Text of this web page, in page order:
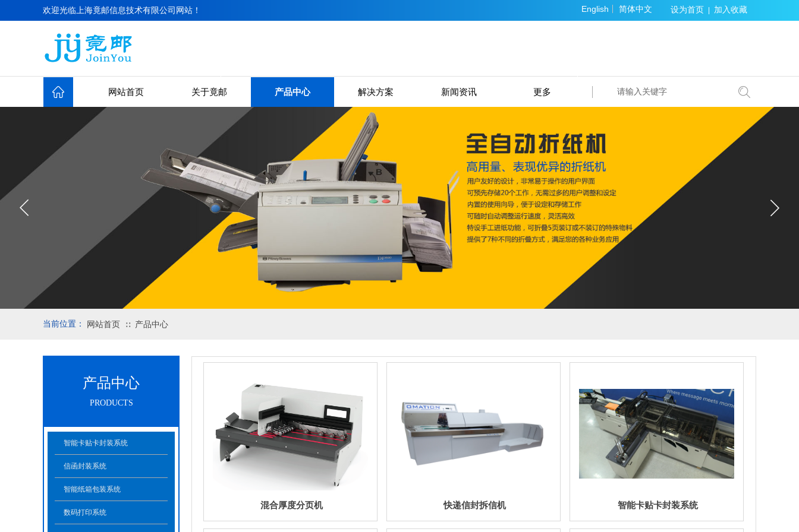
设为首页 加入收藏
English 简体中文
欢迎光临上海竟邮信息技术有限公司网站！
网站首页 关于竟邮 产品中心 解决方案 新闻资讯 更多 搜索
当前位置： 网站首页 ∷ 产品中心
产品中心
PRODUCTS
智能卡贴卡封装系统
信函封装系统
智能纸箱包装系统
数码打印系统
混合厚度分页机 快递信封拆信机 智能卡贴卡封装系统